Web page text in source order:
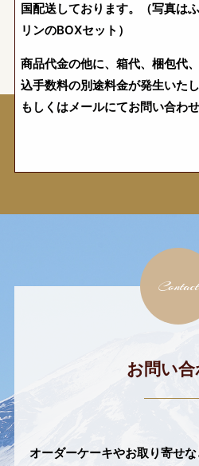
国配送しております。（写真は
リンのBOXセット）
商品代金の他に、箱代、梱包代
込手数料の別途料金が発生いた
もしくはメールにてお問い合わせ
Contact
お問い
オーダーケーキやお取り寄せな